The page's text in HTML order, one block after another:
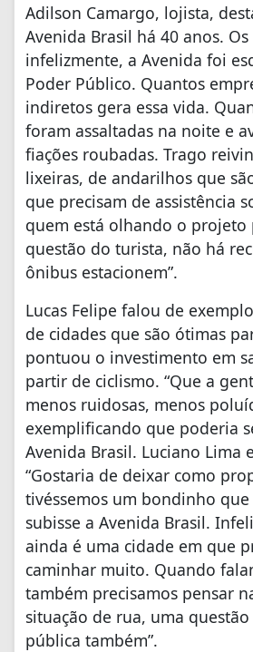
Adilson Camargo, lojista,
Avenida Brasil há 40 anos.
infelizmente, a Avenida foi
Poder Público. Quantos
indiretos gera essa vida.
foram assaltadas na noite e
fiações roubadas. Trago
lixeiras, de andarilhos que
que precisam de assistência
quem está olhando o projeto
questão do turista, não há
ônibus estacionem”.
Lucas Felipe falou de
de cidades que são ótimas
pontuou o investimento em
partir de ciclismo. “Que a
menos ruidosas, menos
exemplificando que poderia
Avenida Brasil. Luciano Lima
“Gostaria de deixar como
tivéssemos um bondinho que
subisse a Avenida Brasil.
ainda é uma cidade em que
caminhar muito. Quando
também precisamos pensar
situação de rua, uma
pública também”.